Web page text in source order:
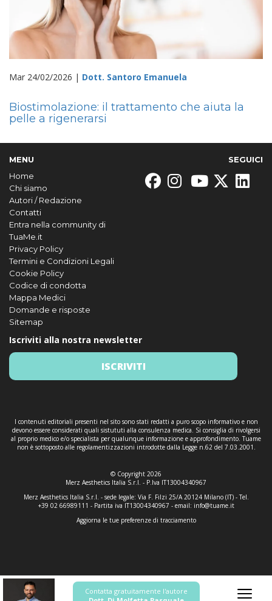
Mar 24/02/2026 | Dott. Santoro Emanuela
Biostimolazione: il trattamento che aiuta la
pelle a rigenerarsi
MENU
Home
Chi siamo
Autori / Redazione
Contatti
Entra nella community di
TuaMe.it
Privacy Policy
Termini e Condizioni Legali
Cookie Policy
Codice di condotta
Mappa Medici
Domande e risposte
Sitemap
SEGUICI
Iscriviti alla nostra newsletter
ISCRIVITI
I contenuti editoriali presenti nel sito sono stati redatti a puro scopo informativo e non
devono essere considerati quali sistututi alla consulenza medica. Si consiglia di rivolgersi
al proprio medico e/o specialista per qualunque informazione e approfondimento. Tuame
non è sottoposto alle regolamentizzazioni introdotte dalla Legge n.62 del 7.03.2001.
© Copyright 2026
Merz Aesthetics Italia S.r.l. - P.Iva IT13004340967
Merz Aesthetics Italia S.r.l. - sede legale: Via F. Filzi 25/A 20124 Milano (IT) - Tel.
+39 02 66989111 - Partita iva IT13004340967 - email: info@tuame.it
Aggiorna le tue preferenze di tracciamento
Contatta gratuitamente l'autore